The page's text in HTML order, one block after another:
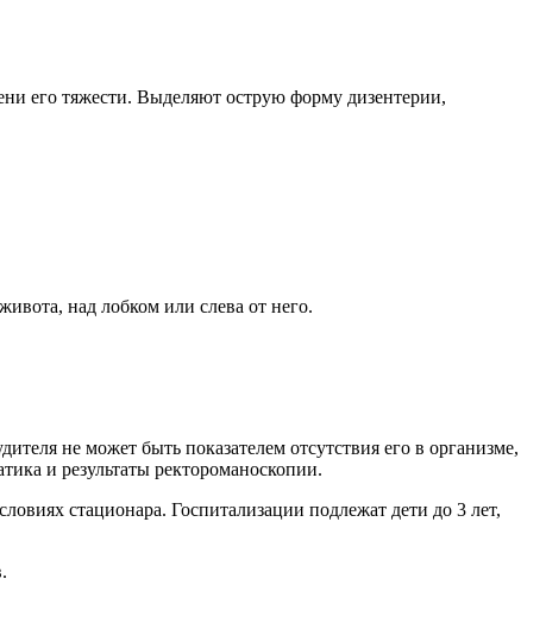
его тяжести. Выделяют острую форму дизентерии,
над лобком или слева от него.
не может быть показателем отсутствия его в организме,
и результаты ректороманоскопии.
стационара. Госпитализации подлежат дети до 3 лет,